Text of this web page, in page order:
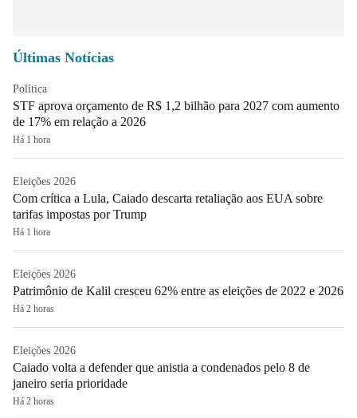
Últimas Notícias
Política
STF aprova orçamento de R$ 1,2 bilhão para 2027 com aumento
de 17% em relação a 2026
Há 1 hora
Eleições 2026
Com crítica a Lula, Caiado descarta retaliação aos EUA sobre
tarifas impostas por Trump
Há 1 hora
Eleições 2026
Patrimônio de Kalil cresceu 62% entre as eleições de 2022 e 2026
Há 2 horas
Eleições 2026
Caiado volta a defender que anistia a condenados pelo 8 de
janeiro seria prioridade
Há 2 horas